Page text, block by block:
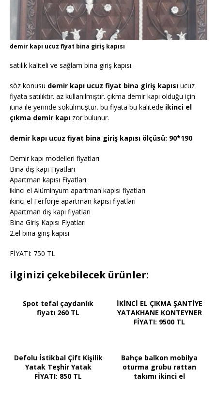
demir kapı ucuz fiyat bina giriş kapısı
satılık kaliteli ve sağlam bina giriş kapısı.
söz konusu demir kapı ucuz fiyat bina giriş kapısı ucuz
fiyata satılıktır. az kullanılmıştır. çıkma demir kapı olduğu için
itina ile yerinde sökülmüştür. bu fiyata bu kalitede ikinci el
çıkma demir kapı zor bulunur.
demir kapı ucuz fiyat bina giriş kapısı ölçüsü: 90*190
Demir kapı modelleri fiyatları
Bina dış kapı Fiyatları
Apartman kapısı Fiyatları
ikinci el Alüminyum apartman kapısı fiyatları
ikinci el Ferforje apartman kapısı fiyatları
Apartman dış kapı fiyatları
Bina Giriş Kapısı Fiyatları
2.el bina giriş kapısı
FİYATI: 750 TL
ilginizi çekebilecek ürünler:
Spot tefal çaydanlık
fiyatı 260 TL
İKİNCİ EL ÇIKMA ŞANTİYE
YATAKHANE KONTEYNER
FİYATI: 9500 TL
Defolu İstikbal Çift Kişilik
Yatak Teşhir Yatak
FİYATI: 850 TL
Bahçe balkon mobilya
oturma grubu rattan
takımı ikinci el